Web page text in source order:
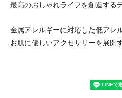
最高のおしゃれライフを創造する
金属アレルギーに対応した低アレ
お肌に優しいアクセサリーを展開